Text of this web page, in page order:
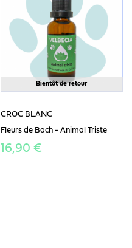
Bientôt de retour
CROC BLANC
Fleurs de Bach - Animal Triste
16,90 €